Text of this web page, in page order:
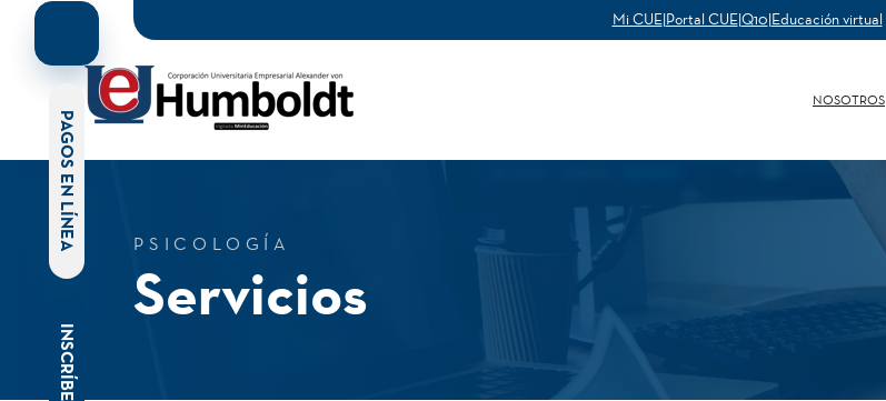
Mi CUE|Portal CUE|Q10|Educación virtual
NOSOTROS
PSICOLOGÍA
Servicios
PAGOS EN LÍNEA
INSCRÍBETE